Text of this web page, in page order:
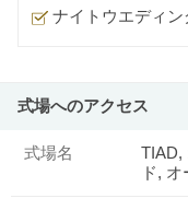
ナイトウエディン
式場へのアクセス
式場名
TIAD,
ド,